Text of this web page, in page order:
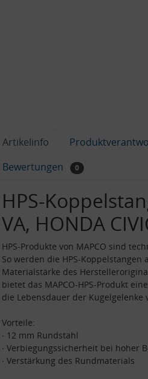
Artikelinfo
Bewertungen
0
HPS-
VA, HONDA
HPS-Produkte von MAPCO sind
So werden die HPS-
Materialstärke des
bietet das MAPCO-HPS-Produkt
die Lebensdauer der Kugelgelenke
Vorteile:
∙ 12 mm Rundstahl
∙ Verbiegungssicherheit bei hoher
∙ Verstärkung des Rundmaterials